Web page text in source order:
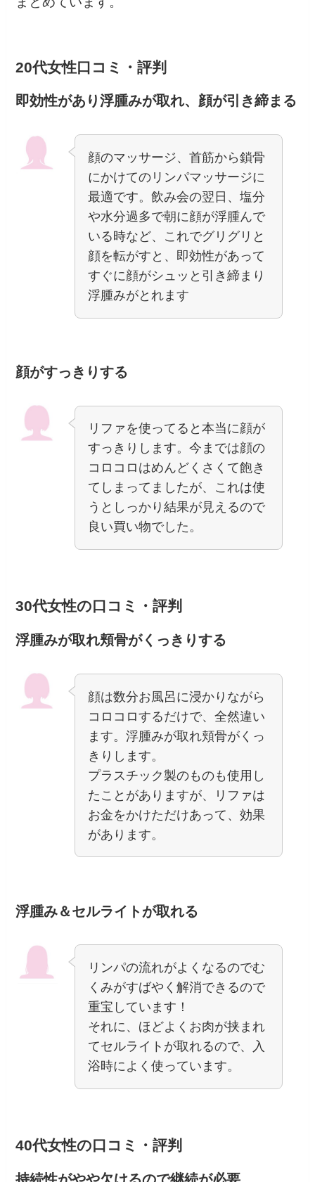
20代女性口コミ・評判
即効性があり浮腫みが取れ、顔が引き締まる
顔のマッサージ、首筋から鎖骨
にかけてのリンパマッサージに
最適です。飲み会の翌日、塩分
や水分過多で朝に顔が浮腫んで
いる時など、これでグリグリと
顔を転がすと、即効性があって
すぐに顔がシュッと引き締まり
浮腫みがとれます
顔がすっきりする
リファを使ってると本当に顔が
すっきりします。今までは顔の
コロコロはめんどくさくて飽き
てしまってましたが、これは使
うとしっかり結果が見えるので
良い買い物でした。
30代女性の口コミ・評判
浮腫みが取れ頬骨がくっきりする
顔は数分お風呂に浸かりながら
コロコロするだけで、全然違い
ます。浮腫みが取れ頬骨がくっ
きりします。
プラスチック製のものも使用し
たことがありますが、リファは
お金をかけただけあって、効果
があります。
浮腫み＆セルライトが取れる
リンパの流れがよくなるのでむ
くみがすばやく解消できるので
重宝しています！
それに、ほどよくお肉が挟まれ
てセルライトが取れるので、入
浴時によく使っています。
40代女性の口コミ・評判